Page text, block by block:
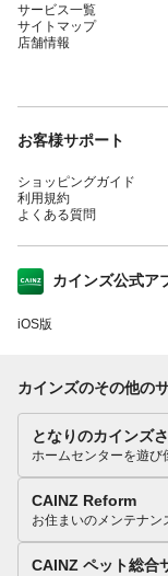
サービス一覧
サイトマップ
店舗情報
お客様サポート
ショッピングガイド
利用規約
よくある質問
カインズ公式ア
iOS版
カインズのその他の
となりのカインズ
ホームセンターを遊び
CAINZ Reform
お住まいのメンテナン
CAINZ ペット総合